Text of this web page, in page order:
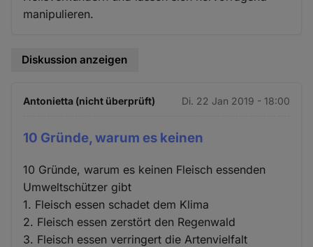
manipulieren.
Diskussion anzeigen
Antonietta (nicht überprüft) Di. 22 Jan 2019 - 18:00
10 Gründe, warum es keinen
10 Gründe, warum es keinen Fleisch essenden
Umweltschützer gibt
1. Fleisch essen schadet dem Klima
2. Fleisch essen zerstört den Regenwald
3. Fleisch essen verringert die Artenvielfalt